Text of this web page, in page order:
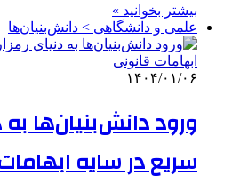
بیشتر بخوانید »
علمی‌ و دانشگاهی > دانش‌بنیان‌ها
۱۴۰۴/۰۱/۰۶
ورود دانش‌بنیان‌ها به
سریع در سایه